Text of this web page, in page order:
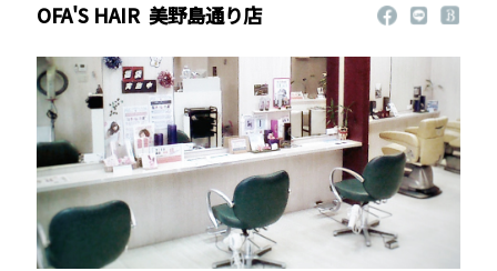
OFA'S HAIR 美野島通り店